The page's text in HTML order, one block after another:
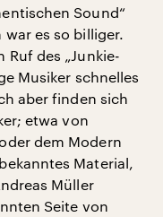
Sound“
es so billiger.
Ruf des „Junkie-
Musiker schnelles
aber finden sich
etwa von
dem Modern
Material,
Müller
Seite von